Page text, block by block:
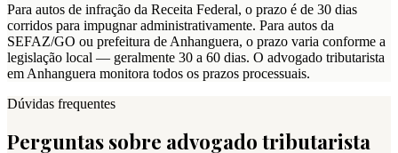
Para autos de infração da Receita Federal, o prazo é de 30 dias
corridos para impugnar administrativamente. Para autos da
SEFAZ/GO ou prefeitura de Anhanguera, o prazo varia conforme a
legislação local — geralmente 30 a 60 dias. O advogado tributarista
em Anhanguera monitora todos os prazos processuais.
Dúvidas frequentes
Perguntas sobre advogado tributarista